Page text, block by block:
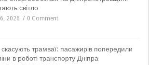
світло
2026 0 Comment
трамваї: пасажирів попередили
в роботі транспорту Дніпра